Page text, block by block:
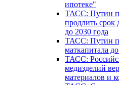
ипотеке"
ТАСС: Путин
продлить срок
до 2030 года
ТАСС: Путин
маткапитала
ТАСС:
медизделий
материалов и